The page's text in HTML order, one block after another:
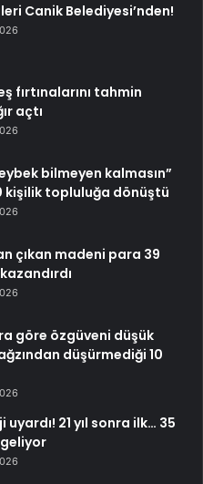
Canik Belediyesi’nden!
fırtınalarını tahmin
açtı
bilmeyen kalmasın”
kişilik topluluğa dönüştü
çıkan madeni para 39
göre özgüveni düşük
düşürmediği 10
21 yıl sonra ilk… 35